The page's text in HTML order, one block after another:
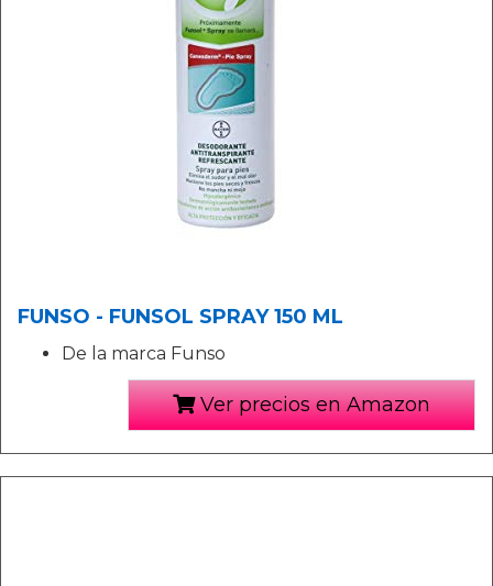
FUNSO - FUNSOL SPRAY 150 ML
De la marca Funso
Ver precios en Amazon